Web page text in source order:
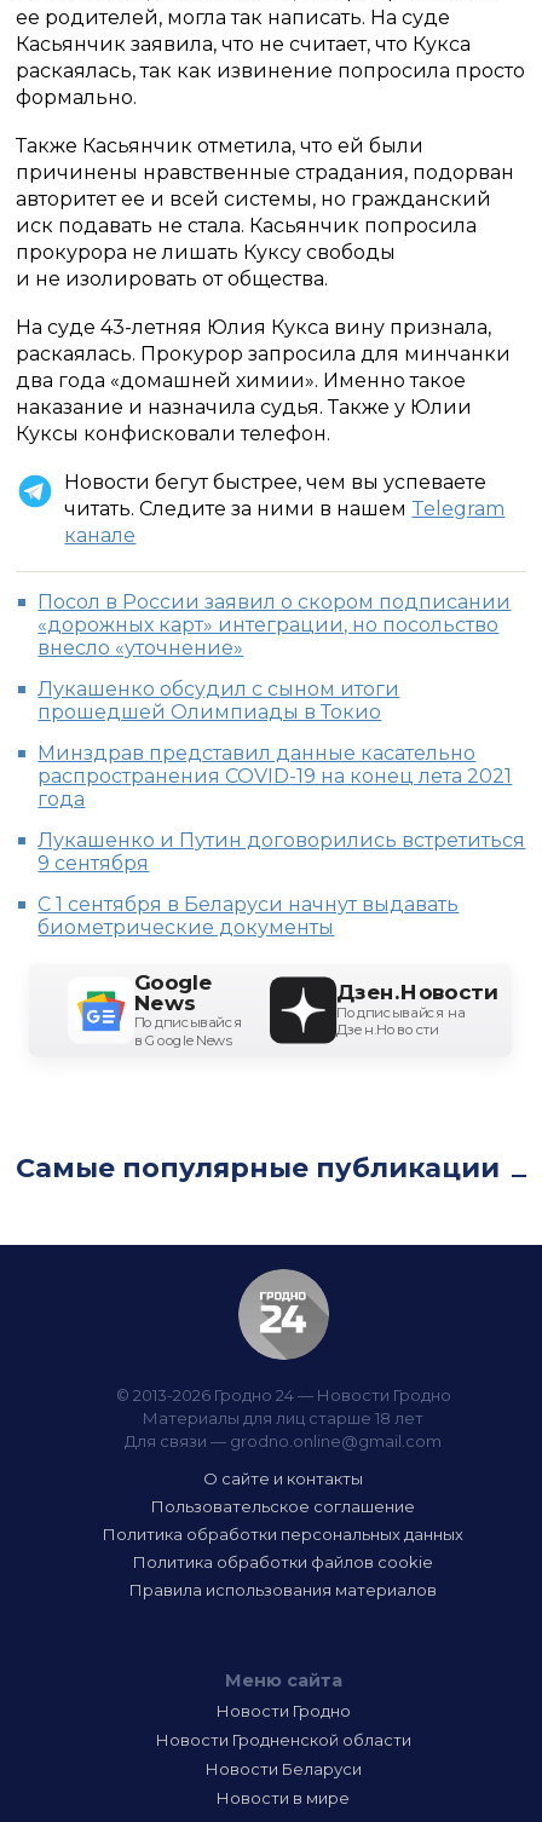
ее родителей, могла так написать. На суде
Касьянчик заявила, что не считает, что Кукса
раскаялась, так как извинение попросила просто
формально.
Также Касьянчик отметила, что ей были
причинены нравственные страдания, подорван
авторитет ее и всей системы, но гражданский
иск подавать не стала. Касьянчик попросила
прокурора не лишать Куксу свободы
и не изолировать от общества.
На суде 43-летняя Юлия Кукса вину признала,
раскаялась. Прокурор запросила для минчанки
два года «домашней химии». Именно такое
наказание и назначила судья. Также у Юлии
Куксы конфисковали телефон.
Новости бегут быстрее, чем вы успеваете
читать. Следите за ними в нашем Telegram
канале
Посол в России заявил о скором подписании
«дорожных карт» интеграции, но посольство
внесло «уточнение»
Лукашенко обсудил с сыном итоги
прошедшей Олимпиады в Токио
Минздрав представил данные касательно
распространения COVID-19 на конец лета 2021
года
Лукашенко и Путин договорились встретиться
9 сентября
С 1 сентября в Беларуси начнут выдавать
биометрические документы
Google
News
Подписывайся
в Google News
Дзен.Новости
Подписывайся на
Дзен.Новости
Самые популярные публикации
© 2013-2026 Гродно 24 — Новости Гродно
Материалы для лиц старше 18 лет
Для связи — grodno.online@gmail.com
О сайте и контакты
Пользовательское соглашение
Политика обработки персональных данных
Политика обработки файлов cookie
Правила использования материалов
Меню сайта
Новости Гродно
Новости Гродненской области
Новости Беларуси
Новости в мире